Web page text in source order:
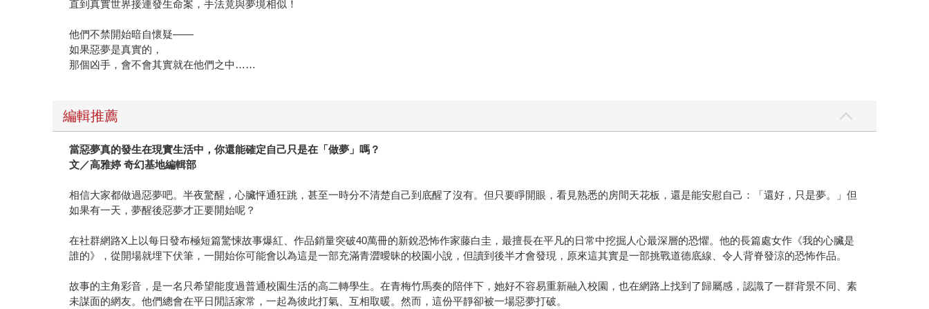
直到真實世界接連發生命案，手法竟與夢境相似！
他們不禁開始暗自懷疑——
如果惡夢是真實的，
那個凶手，會不會其實就在他們之中……
編輯推薦
當惡夢真的發生在現實生活中，你還能確定自己只是在「做夢」嗎？
文／高雅婷 奇幻基地編輯部
相信大家都做過惡夢吧。半夜驚醒，心臟怦通狂跳，甚至一時分不清楚自己到底醒了沒有。但只要睜開眼，看見熟悉的房間天花板，還是能安慰自己：「還好，只是夢。」但
如果有一天，夢醒後惡夢才正要開始呢？
在社群網路X上以每日發布極短篇驚悚故事爆紅、作品銷量突破40萬冊的新銳恐怖作家藤白圭，最擅長在平凡的日常中挖掘人心最深層的恐懼。他的長篇處女作《我的心臟是
誰的》，從開場就埋下伏筆，一開始你可能會以為這是一部充滿青澀曖昧的校園小說，但讀到後半才會發現，原來這其實是一部挑戰道德底線、令人背脊發涼的恐怖作品。
故事的主角彩音，是一名只希望能度過普通校園生活的高二轉學生。在青梅竹馬奏的陪伴下，她好不容易重新融入校園，也在網路上找到了歸屬感，認識了一群背景不同、素
未謀面的網友。他們總會在平日閒話家常，一起為彼此打氣、互相取暖。然而，這份平靜卻被一場惡夢打破。